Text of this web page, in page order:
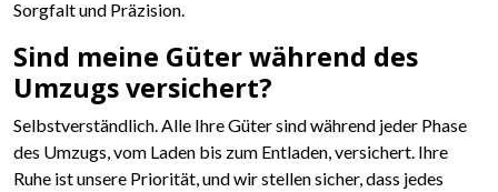
Sorgfalt und Präzision.
Sind meine Güter während des
Umzugs versichert?
Selbstverständlich. Alle Ihre Güter sind während jeder Phase
des Umzugs, vom Laden bis zum Entladen, versichert. Ihre
Ruhe ist unsere Priorität, und wir stellen sicher, dass jedes